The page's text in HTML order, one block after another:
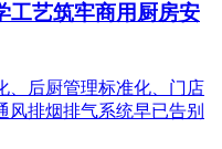
工艺筑牢商用厨房安
、后厨管理标准化、门店
风排烟排气系统早已告别